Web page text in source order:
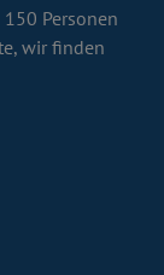
150 Personen
wir finden